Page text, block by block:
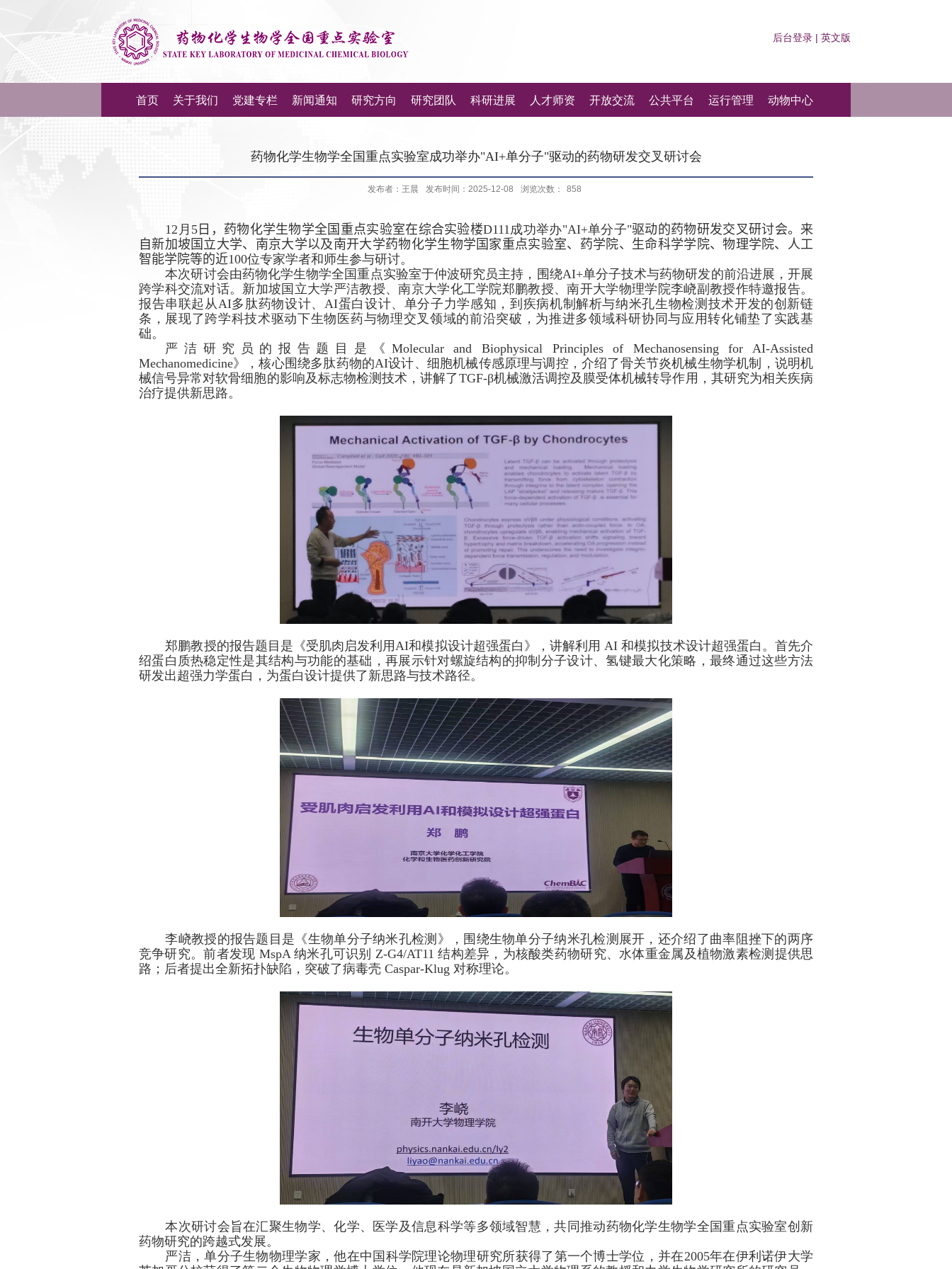
后台登录 | 英文版
首页 关于我们 党建专栏 新闻通知 研究方向 研究团队 科研进展 人才师资 开放交流 公共平台 运行管理 动物中心
药物化学生物学全国重点实验室成功举办"AI+单分子"驱动的药物研发交叉研讨会
发布者：王晨 发布时间：2025-12-08 浏览次数： 858
12 月 5日，药物化学生物学全国重点实验室在综合实验楼D111成功举办"AI+单分子"驱动的药物研发交叉研讨会。来
自新加坡国立大学、南京大学以及南开大学药物化学生物学国家重点实验室、药学院、生命科学学院、物理学院、人工
智能学院等的近100位专家学者和师生参与研讨。
本次研讨会由药物化学生物学全国重点实验室于仲波研究员主持，围绕AI+单分子技术与药物研发的前沿进展，开展
跨学科交流对话。新加坡国立大学严洁教授、南京大学化工学院郑鹏教授、南开大学物理学院李峣副教授作特邀报告。
报告串联起从AI多肽药物设计、 AI蛋白设计、单分子力学感知，到疾病机制解析与纳米孔生物检测技术开发的创新链
条，展现了跨学科技术驱动下生物医药与物理交叉领域的前沿突破，为推进多领域科研协同与应用转化铺垫了实践基
础。
严洁研究员的报告题目是《 Molecular and Biophysical Principles of Mechanosensing for AI-Assisted
Mechanomedicine》，核心围绕多肽药物的AI设计、细胞机械传感原理与调控，介绍了骨关节炎机械生物学机制，说明机
械信号异常对软骨细胞的影响及标志物检测技术，讲解了TGF-β机械激活调控及膜受体机械转导作用，其研究为相关疾病
治疗提供新思路。
郑鹏教授的报告题目是《受肌肉启发利用AI和模拟设计超强蛋白》，讲解利用AI和模拟技术设计超强蛋白。首先介
绍蛋白质热稳定性是其结构与功能的基础，再展示针对螺旋结构的抑制分子设计、氢键最大化策略，最终通过这些方法
研发出超强力学蛋白，为蛋白设计提供了新思路与技术路径。
李峣教授的报告题目是《生物单分子纳米孔检测》，围绕生物单分子纳米孔检测展开，还介绍了曲率阻挫下的两序
竞争研究。前者发现 MspA 纳米孔可识别 Z-G4/AT11结构差异，为核酸类药物研究、水体重金属及植物激素检测提供思
路；后者提出全新拓扑缺陷，突破了病毒壳 Caspar-Klug 对称理论。
本次研讨会旨在汇聚生物学、化学、医学及信息科学等多领域智慧，共同推动药物化学生物学全国重点实验室创新
药物研究的跨越式发展。
严洁，单分子生物物理学家，他在中国科学院理论物理研究所获得了第一个博士学位，并在2005年在伊利诺伊大学